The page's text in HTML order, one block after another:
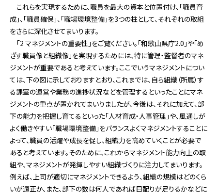
これらを実現するために、職員を最大の資本と位置付け、「職員育
成」、「職員確保」、「職場環境整備」を3つの柱として、それぞれの取組
をさらに深化させてまいります。
「2 マネジメントの重要性」をご覧ください。「和歌山県庁2.0」や「め
ざす職員像と組織像」を実現するためには、特に管理・監督者のマネ
ジメントが重要であると考えています。ここでいうマネジメントについ
ては、下の図に示しておりますとおり、これまでは、自ら組織（所属）す
る課室の運営や業務の進捗状況などを管理するといったことにマネ
ジメントの重点が置かれてまいりましたが、今後は、それに加えて、部
下の能力を把握し育てるといった「人材育成・人事管理」や、風通しが
よく働きやすい「職場環境整備」をバランスよくマネジメントすることに
よって、職員の活躍や成長を促し、組織力を高めていくことが必要で
あると考えています。そのために、これからマネジメント能力向上の取
組や、マネジメントが発揮しやすい組織づくりに注力してまいります。
例えば、上司が適切にマネジメントできるよう、組織の規模はどのくら
いが適正か、また、部下の数は何人であれば目配りが足りるかなどに